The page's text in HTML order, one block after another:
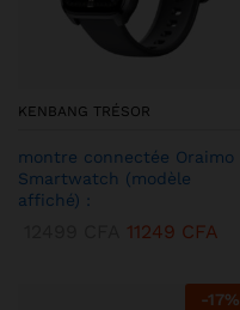
KENBANG TRÉSOR
montre connectée Oraimo
Smartwatch (modèle
affiché) :
11249 CFA
-17%